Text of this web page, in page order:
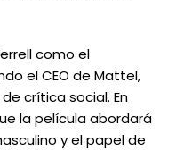
como el
el CEO de Mattel,
crítica social. En
la película abordará
y el papel de